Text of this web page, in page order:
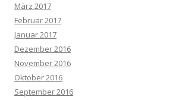
März 2017
Februar 2017
Januar 2017
Dezember 2016
November 2016
Oktober 2016
September 2016